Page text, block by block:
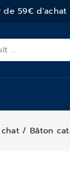
de 59€ d'achat
/ Bâton